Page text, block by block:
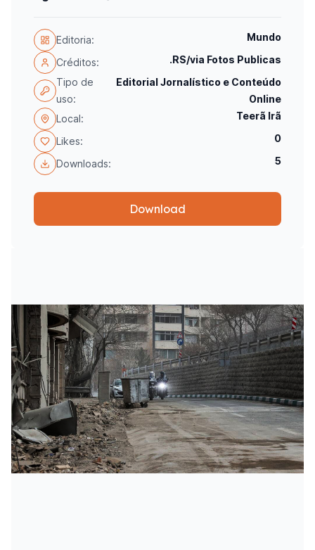
Editoria: Mundo
Créditos:
.RS/via Fotos Publicas
Tipo de
uso:
Editorial Jornalístico e Conteúdo
Online
Local:
Teerã Irã
Likes: 0
Downloads: 5
Download